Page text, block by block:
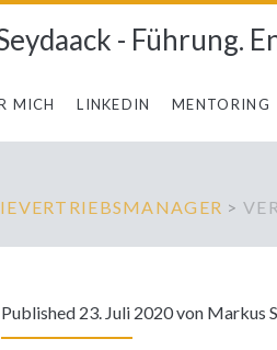
- Führung.
MICH LINKEDIN MENTORING
>
Published 23. Juli 2020 von Markus